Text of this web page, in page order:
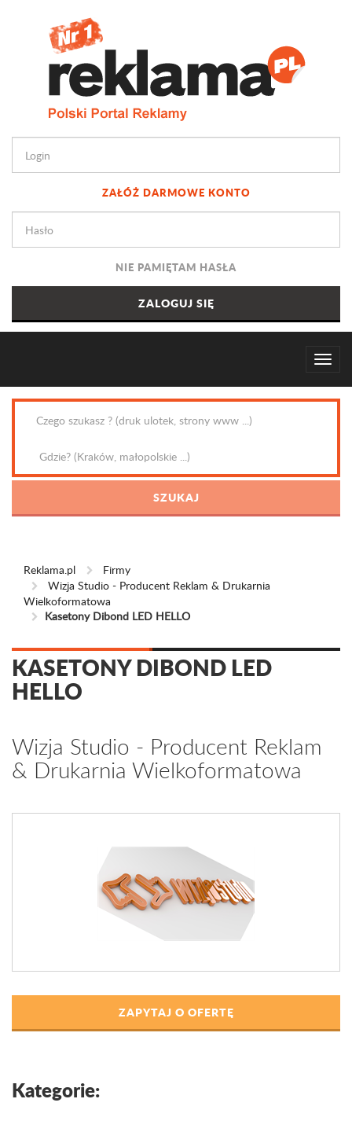
ZAŁÓŻ DARMOWE KONTO
NIE PAMIĘTAM HASŁA
Reklama.pl
Firmy
Wizja Studio - Producent Reklam & Drukarnia
Wielkoformatowa
Kasetony Dibond LED HELLO
KASETONY DIBOND LED
HELLO
Wizja Studio - Producent Reklam
& Drukarnia Wielkoformatowa
ZAPYTAJ O OFERTĘ
Kategorie: